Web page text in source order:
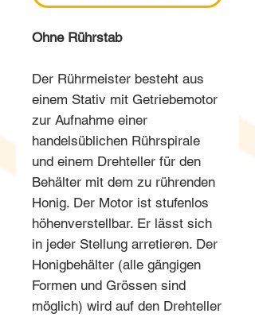
Ohne Rührstab
Der Rührmeister besteht aus
einem Stativ mit Getriebemotor
zur Aufnahme einer
handelsüblichen Rührspirale
und einem Drehteller für den
Behälter mit dem zu rührenden
Honig. Der Motor ist stufenlos
höhenverstellbar. Er lässt sich
in jeder Stellung arretieren. Der
Honigbehälter (alle gängigen
Formen und Grössen sind
möglich) wird auf den Drehteller